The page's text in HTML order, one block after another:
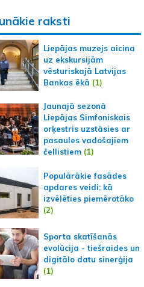
raksti
Liepājas muzejs aicina
uz ekskursijām
vēsturiskajā Latvijas
Bankas ēkā (1)
Jaunajā sezonā
Liepājas Simfoniskais
orķestris uzstāsies ar
pasaules vadošajiem
čellistiem(1)
Populārākie fasādes
apdares veidi: kā
izvēlēties piemērotāko
(2)
Sporta skatīšanās
evolūcija - tiešraides un
digitālo datu sinerģija
(1)